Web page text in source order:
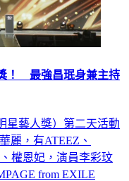
！ 最強昌珉身兼主持
星藝人獎）第二天活動
麗，有ATEEZ、
權恩妃，演員李彩玟
from EXILE